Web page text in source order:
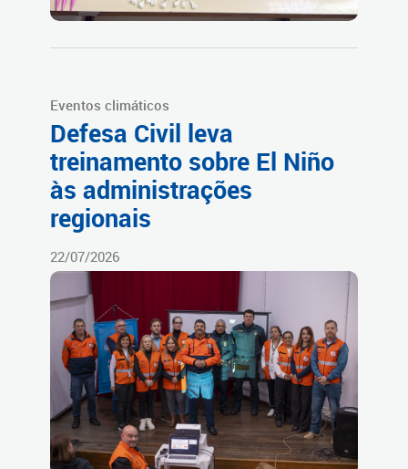
Eventos climáticos
Defesa Civil leva
treinamento sobre El Niño
às administrações
regionais
22/07/2026